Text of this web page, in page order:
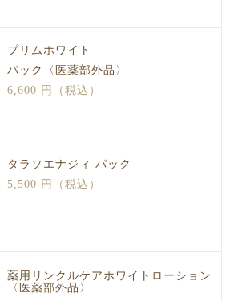
プリムホワイト
パック〈医薬部外品〉
6,600 円（税込）
タラソエナジィ パック
5,500 円（税込）
薬用リンクルケアホワイトローション
〈医薬部外品〉